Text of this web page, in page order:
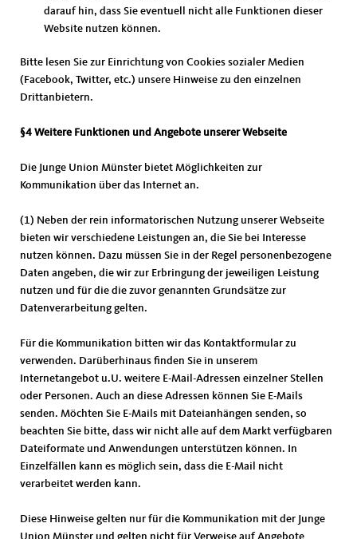
darauf hin, dass Sie eventuell nicht alle Funktionen dieser
Website nutzen können.
Bitte lesen Sie zur Einrichtung von Cookies sozialer Medien
(Facebook, Twitter, etc.) unsere Hinweise zu den einzelnen
Drittanbietern.
§4 Weitere Funktionen und Angebote unserer Webseite
Die Junge Union Münster bietet Möglichkeiten zur
Kommunikation über das Internet an.
(1) Neben der rein informatorischen Nutzung unserer Webseite
bieten wir verschiedene Leistungen an, die Sie bei Interesse
nutzen können. Dazu müssen Sie in der Regel personenbezogene
Daten angeben, die wir zur Erbringung der jeweiligen Leistung
nutzen und für die die zuvor genannten Grundsätze zur
Datenverarbeitung gelten.
Für die Kommunikation bitten wir das Kontaktformular zu
verwenden. Darüberhinaus finden Sie in unserem
Internetangebot u.U. weitere E-Mail-Adressen einzelner Stellen
oder Personen. Auch an diese Adressen können Sie E-Mails
senden. Möchten Sie E-Mails mit Dateianhängen senden, so
beachten Sie bitte, dass wir nicht alle auf dem Markt verfügbaren
Dateiformate und Anwendungen unterstützen können. In
Einzelfällen kann es möglich sein, dass die E-Mail nicht
verarbeitet werden kann.
Diese Hinweise gelten nur für die Kommunikation mit der Junge
Union Münster und gelten nicht für Verweise auf Angebote